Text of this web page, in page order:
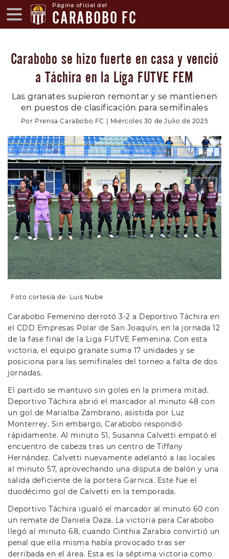
Página oficial del
CARABOBO FC
Carabobo se hizo fuerte en casa y venció
a Táchira en la Liga FUTVE FEM
Las granates supieron remontar y se mantienen
en puestos de clasificación para semifinales
Por Prensa Carabobo FC | Miércoles 30 de Julio de 2025
Foto cortesía de: Luis Nube
Carabobo Femenino derrotó 3-2 a Deportivo Táchira en
el CDD Empresas Polar de San Joaquín, en la jornada 12
de la fase final de la Liga FUTVE Femenina. Con esta
victoria, el equipo granate suma 17 unidades y se
posiciona para las semifinales del torneo a falta de dos
jornadas.
El partido se mantuvo sin goles en la primera mitad.
Deportivo Táchira abrió el marcador al minuto 48 con
un gol de Marialba Zambrano, asistida por Luz
Monterrey. Sin embargo, Carabobo respondió
rápidamente. Al minuto 51, Susanna Calvetti empató el
encuentro de cabeza tras un centro de Tiffany
Hernández. Calvetti nuevamente adelantó a las locales
al minuto 57, aprovechando una disputa de balón y una
salida deficiente de la portera Garnica. Este fue el
duodécimo gol de Calvetti en la temporada.
Deportivo Táchira igualó el marcador al minuto 60 con
un remate de Daniela Daza. La victoria para Carabobo
llegó al minuto 68, cuando Cinthia Zarabia convirtió un
penal que ella misma había provocado tras ser
derribada en el área. Esta es la séptima victoria como